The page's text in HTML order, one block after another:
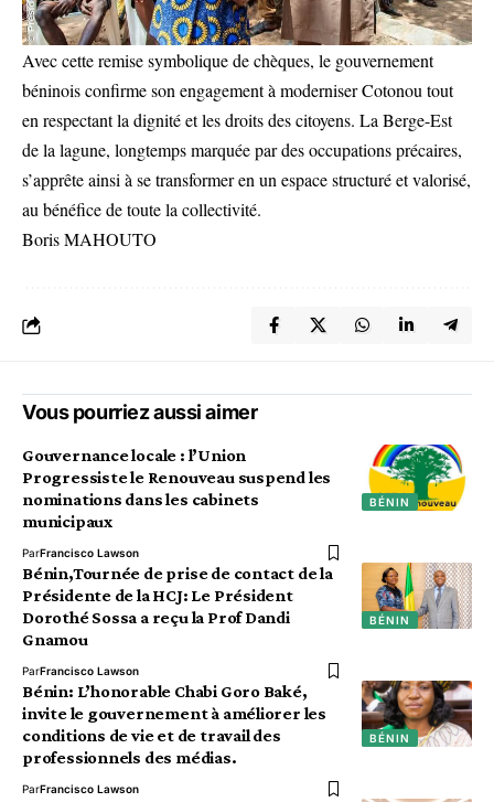
Avec cette remise symbolique de chèques, le gouvernement
béninois confirme son engagement à moderniser Cotonou tout
en respectant la dignité et les droits des citoyens. La Berge-Est
de la lagune, longtemps marquée par des occupations précaires,
s’apprête ainsi à se transformer en un espace structuré et valorisé,
au bénéfice de toute la collectivité.
Boris MAHOUTO
Vous pourriez aussi aimer
BÉNIN
Gouvernance locale : l’Union
Progressiste le Renouveau suspend les
nominations dans les cabinets
municipaux
ParFrancisco Lawson
BÉNIN
Bénin,Tournée de prise de contact de la
Présidente de la HCJ: Le Président
Dorothé Sossa a reçu la Prof Dandi
Gnamou
ParFrancisco Lawson
BÉNIN
Bénin: L’honorable Chabi Goro Baké,
invite le gouvernement à améliorer les
conditions de vie et de travail des
professionnels des médias.
ParFrancisco Lawson